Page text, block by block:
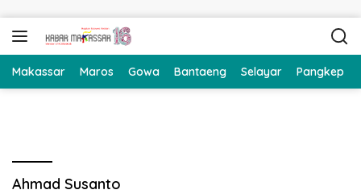
Makassar Maros Gowa Bantaeng Selayar Pangkep
Ahmad Susanto